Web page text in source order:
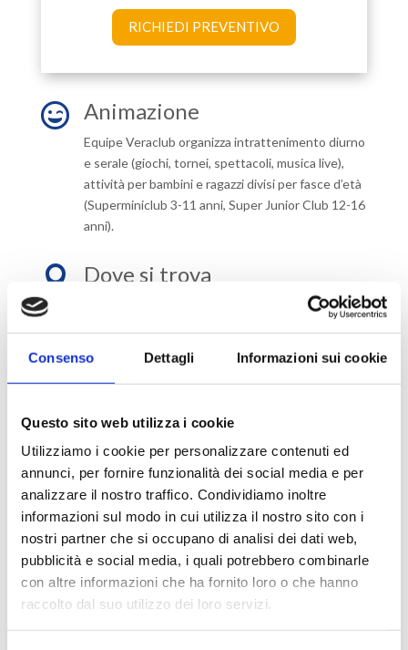
Consenso Dettagli Informazioni sui cookie
Questo sito web utilizza i cookie
Utilizziamo i cookie per personalizzare contenuti ed
annunci, per fornire funzionalità dei social media e per
analizzare il nostro traffico. Condividiamo inoltre
informazioni sul modo in cui utilizza il nostro sito con i
nostri partner che si occupano di analisi dei dati web,
pubblicità e social media, i quali potrebbero combinarle
con altre informazioni che ha fornito loro o che hanno
raccolto dal suo utilizzo dei loro servizi.
RICHIEDI PREVENTIVO
 Animazione
Equipe Veraclub organizza intrattenimento diurno
e serale (giochi, tornei, spettacoli, musica live),
attività per bambini e ragazzi divisi per fasce d’età
(Superminiclub 3-11 anni, Super Junior Club 12-16
anni).
 Dove si trova
a 20 km dall’aeroporto di Sharm El Sheikh e 7 km
 Aeroporto
Sheikh
 Spiaggia
villaggio.
Perché scegliere il Veraclub Reef